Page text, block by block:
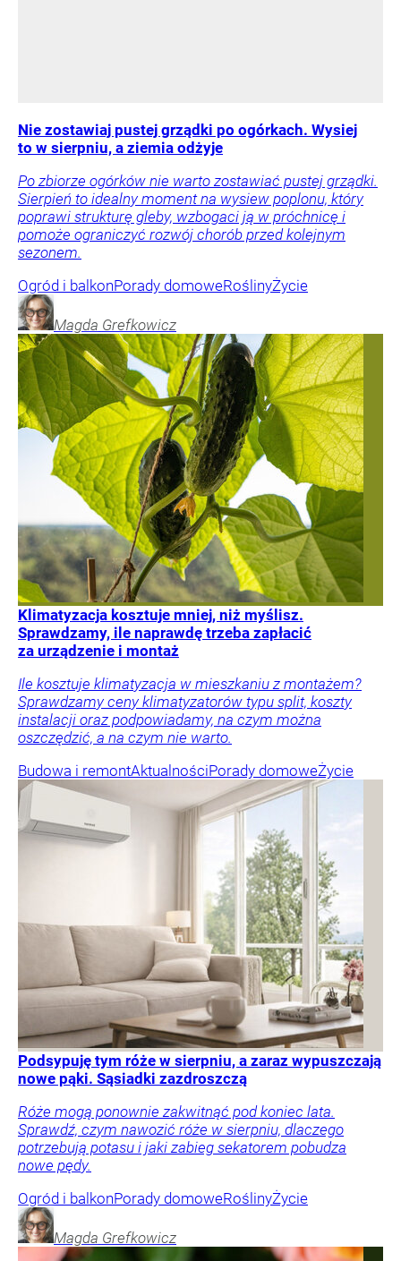
Nie zostawiaj pustej grządki po ogórkach. Wysiej
to w sierpniu, a ziemia odżyje
Po zbiorze ogórków nie warto zostawiać pustej grządki.
Sierpień to idealny moment na wysiew poplonu, który
poprawi strukturę gleby, wzbogaci ją w próchnicę i
pomoże ograniczyć rozwój chorób przed kolejnym
sezonem.
Ogród i balkonPorady domoweRoślinyŻycie
Magda Grefkowicz
Klimatyzacja kosztuje mniej, niż myślisz.
Sprawdzamy, ile naprawdę trzeba zapłacić
za urządzenie i montaż
Ile kosztuje klimatyzacja w mieszkaniu z montażem?
Sprawdzamy ceny klimatyzatorów typu split, koszty
instalacji oraz podpowiadamy, na czym można
oszczędzić, a na czym nie warto.
Budowa i remontAktualnościPorady domoweŻycie
Podsypuję tym róże w sierpniu, a zaraz wypuszczają
nowe pąki. Sąsiadki zazdroszczą
Róże mogą ponownie zakwitnąć pod koniec lata.
Sprawdź, czym nawozić róże w sierpniu, dlaczego
potrzebują potasu i jaki zabieg sekatorem pobudza
nowe pędy.
Ogród i balkonPorady domoweRoślinyŻycie
Magda Grefkowicz